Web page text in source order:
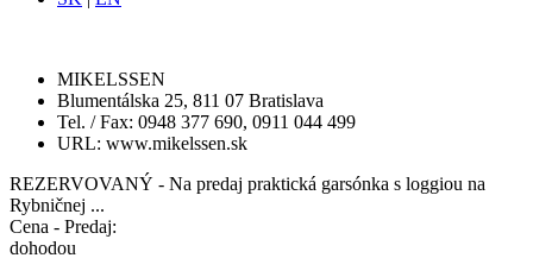
MIKELSSEN
Blumentálska 25, 811 07 Bratislava
Tel. / Fax: 0948 377 690, 0911 044 499
URL: www.mikelssen.sk
REZERVOVANÝ - Na predaj praktická garsónka s loggiou na
Rybničnej ...
Cena - Predaj:
dohodou